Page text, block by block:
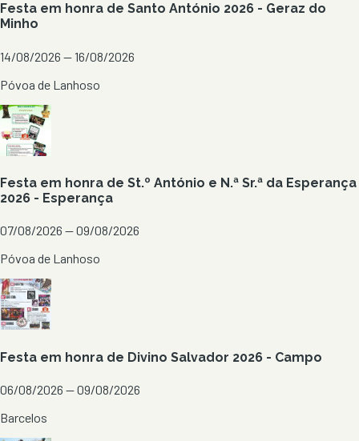
Festa em honra de Santo António 2026 - Geraz do
Minho
14/08/2026 — 16/08/2026
Póvoa de Lanhoso
Festa em honra de St.º António e N.ª Sr.ª da Esperança
2026 - Esperança
07/08/2026 — 09/08/2026
Póvoa de Lanhoso
Festa em honra de Divino Salvador 2026 - Campo
06/08/2026 — 09/08/2026
Barcelos